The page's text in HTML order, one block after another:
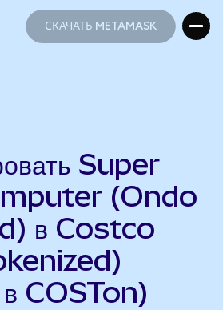
СКАЧАТЬ METAMASK
Super
(Ondo
в Costco
COSTon)